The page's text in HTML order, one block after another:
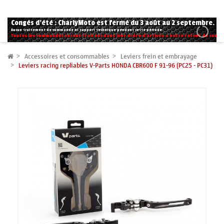
Congés d'été : CharlyMoto est fermé du 3 août au 2 septembre.
Aucun traitement de commande ni support technique pendant cette période.
Toutes les commandes seront traitées dans leur ordre d'arrivée à notre retour de
Accessoires et consommables Leviers frein et embrayage
Leviers racing repliables V-Parts HONDA CBR600 F 91-96 (PC25 - PC31)